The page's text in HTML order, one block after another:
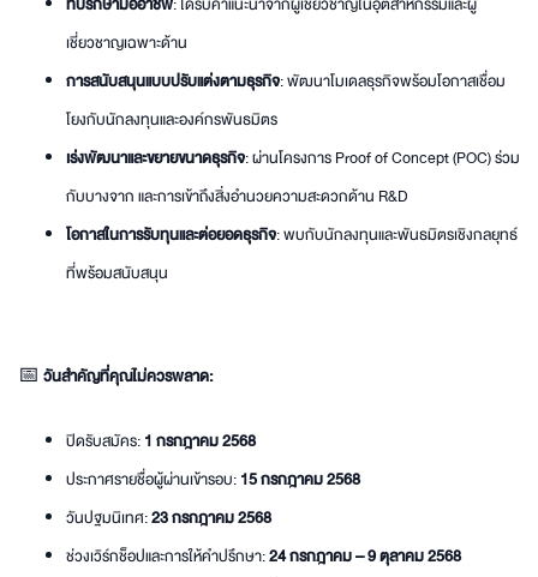
เชี่ยวชาญเฉพาะด้าน
การสนับสนุนแบบปรับแต่งตามธุรกิจ: พัฒนาโมเดลธุรกิจพร้อมโอกาสเชื่อม
โยงกับนักลงทุนและองค์กรพันธมิตร
เร่งพัฒนาและขยายขนาดธุรกิจ: ผ่านโครงการ Proof of Concept (POC) ร่วม
กับบางจาก และการเข้าถึงสิ่งอำนวยความสะดวกด้าน R&D
โอกาสในการรับทุนและต่อยอดธุรกิจ: พบกับนักลงทุนและพันธมิตรเชิงกลยุทธ์
ที่พร้อมสนับสนุน
📅 วันสำคัญที่คุณไม่ควรพลาด:
ปิดรับสมัคร:1 กรกฎาคม 2568
ประกาศรายชื่อผู้ผ่านเข้ารอบ:15 กรกฎาคม 2568
วันปฐมนิเทศ:23 กรกฎาคม 2568
ช่วงเวิร์กช็อปและการให้คำปรึกษา:24 กรกฎาคม – 9 ตุลาคม 2568